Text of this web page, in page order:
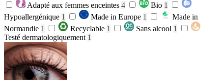
Adapté aux femmes enceintes 4 Bio 1
Hypoallergénique 1 Made in Europe 1
Made in
Normandie 1 Recyclable 1 Sans alcool 1
Testé dermatologiquement 1